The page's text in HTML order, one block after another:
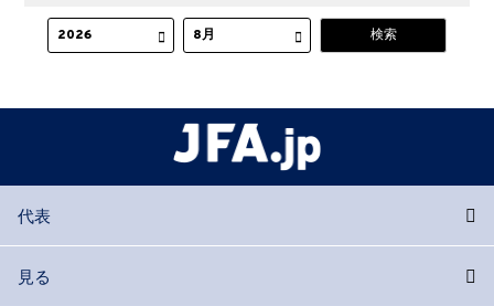
代表
見る